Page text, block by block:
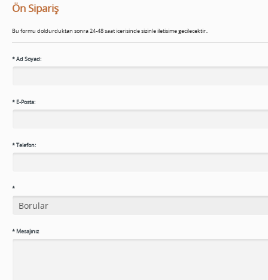
Ön Sipariş
Bu formu doldurduktan sonra 24-48 saat icerisinde sizinle iletisime gecilecektir..
*Ad Soyad:
* E-Posta:
*Telefon:
*
* Mesajınız